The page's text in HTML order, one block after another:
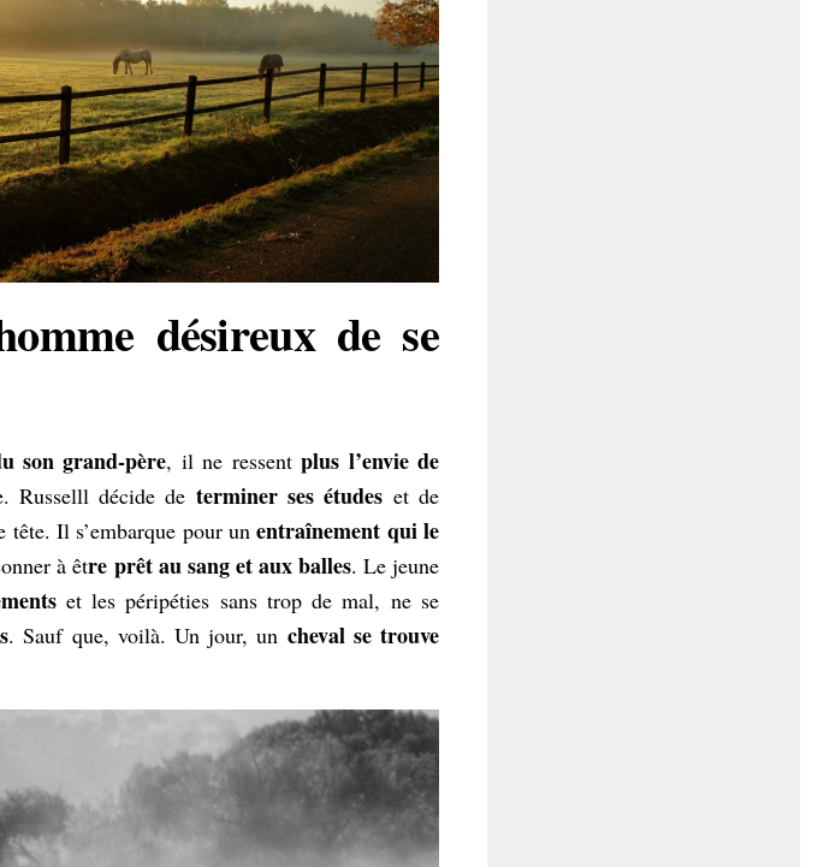
désireux de se
son grand-père, il ne ressentplus l’envie de
Russelll décide de terminer ses études et de
tête. Il s’embarque pour unentraînement qui le
à être prêt au sang et aux balles. Le jeune
et les péripéties sans trop de mal, ne se
. Sauf que, voilà. Un jour, un cheval se trouve